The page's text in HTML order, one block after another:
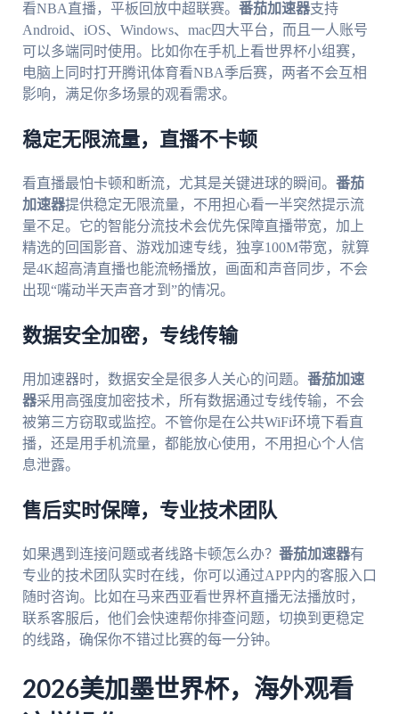
看NBA直播，平板回放中超联赛。 番茄加速器支持
Android、iOS、Windows、mac四大平台，而且一人账号
可以多端同时使用。比如你在手机上看世界杯小组赛，
电脑上同时打开腾讯体育看NBA季后赛，两者不会互相
影响，满足你多场景的观看需求。
稳定无限流量，直播不卡顿
看直播最怕卡顿和断流，尤其是关键进球的瞬间。 番茄
加速器提供稳定无限流量，不用担心看一半突然提示流
量不足。它的智能分流技术会优先保障直播带宽，加上
精选的回国影音、游戏加速专线，独享100M带宽，就算
是4K超高清直播也能流畅播放，画面和声音同步，不会
出现“嘴动半天声音才到”的情况。
数据安全加密，专线传输
用加速器时，数据安全是很多人关心的问题。 番茄加速
器采用高强度加密技术，所有数据通过专线传输，不会
被第三方窃取或监控。不管你是在公共WiFi环境下看直
播，还是用手机流量，都能放心使用，不用担心个人信
息泄露。
售后实时保障，专业技术团队
如果遇到连接问题或者线路卡顿怎么办？ 番茄加速器有
专业的技术团队实时在线，你可以通过APP内的客服入口
随时咨询。比如在马来西亚看世界杯直播无法播放时，
联系客服后，他们会快速帮你排查问题，切换到更稳定
的线路，确保你不错过比赛的每一分钟。
2026美加墨世界杯，海外观看